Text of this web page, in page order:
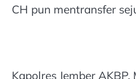
CH pun mentransfer
Kapolres Jember